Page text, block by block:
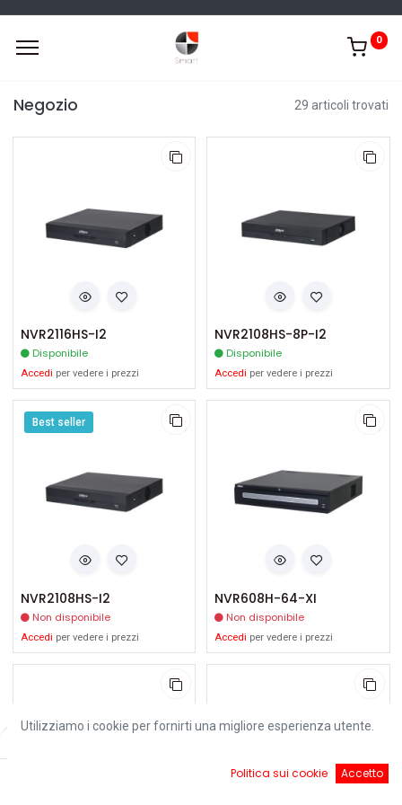
0
Negozio 29 articoli trovati
NVR2116HS-I2
Disponibile
Accedi per vedere i prezzi
NVR2108HS-8P-I2
Disponibile
Accedi per vedere i prezzi
NVR2108HS-I2
Non disponibile
Accedi per vedere i prezzi
Best seller
NVR608H-64-XI
Non disponibile
Accedi per vedere i prezzi
Utilizziamo i cookie per fornirti una migliore esperienza utente.
Politica sui cookie Accetto